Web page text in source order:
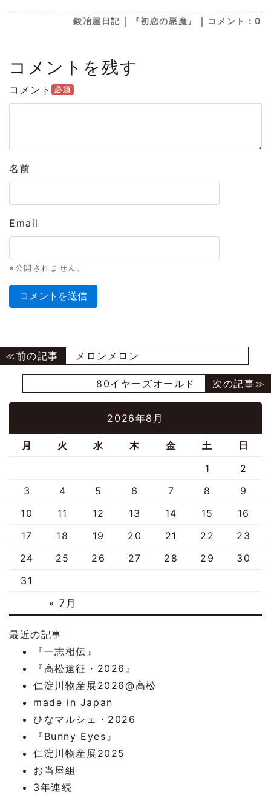
鍛冶屋日記 ｜ 『初恋の悪魔』 ｜ コメント：0
コメントを残す
コメント 必須
名前
Email
※公開されません。
メロンメロン
80イヤーズオールド
2026年8月
月 火 水 木 金 土 日
« 7月
1
2
3
4 5 6 7 8
9
10
11 12 13 14 15
16
17
18 19 20 21 22
23
24
25 26 27 28 29
30
31
最近の記事
『一志相伝』
『高松遠征・2026』
仁淀川物産展2026@高松
made in Japan
ひなマルシェ・2026
『Bunny Eyes』
仁淀川物産展2025
お当屋組
3年連続